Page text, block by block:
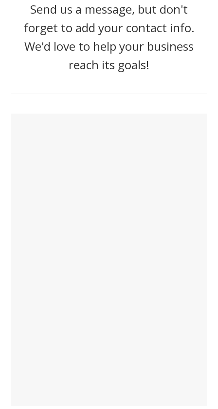
Send us a message, but don't
forget to add your contact info.
We'd love to help your business
reach its goals!